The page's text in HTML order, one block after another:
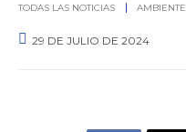
TODAS LAS NOTICIAS AMBIENTE
29 DE JULIO DE 2024